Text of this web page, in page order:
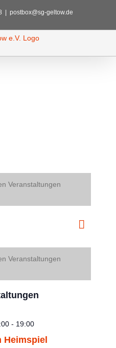
postbox@sg-geltow.de
Veranstaltungen
Monat
Veranstaltungen
- 19:00
Heimspiel